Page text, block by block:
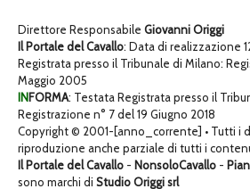
Direttore Responsabile Giovanni Origgi
Il Portale del Cavallo: Data di realizzazione
Registrata presso il Tribunale di Milano:
Maggio 2005
INFORMA: Testata Registrata presso il
Registrazione n° 7 del 19 Giugno 2018
Copyright © 2001-[anno_corrente] • Tutti i
riproduzione anche parziale di tutti i
Il Portale del Cavallo - NonsoloCavallo -
sono marchi di Studio Origgi srl